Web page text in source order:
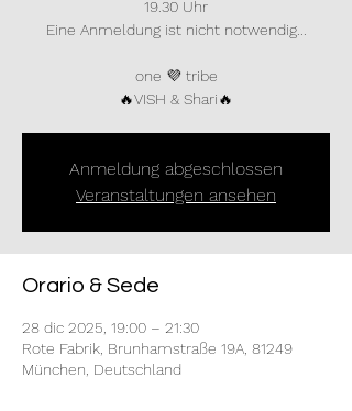
19.30 Uhr
Eine Anmeldung ist nicht notwendig...
one 💜 tribe
🔥VISH & Shari🔥
Anmeldung abgeschlossen
Veranstaltungen ansehen
Orario & Sede
28 dic 2025, 19:00 – 21:30
Rote Fabrik, Brunhamstraße 19A, 81249
München, Deutschland